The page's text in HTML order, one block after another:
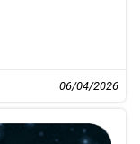
06/04/2026